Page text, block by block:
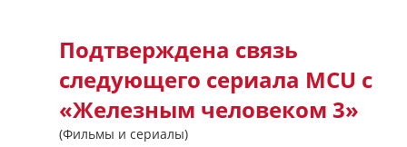
Подтверждена связь
следующего сериала MCU с
«Железным человеком 3»
(Фильмы и сериалы)